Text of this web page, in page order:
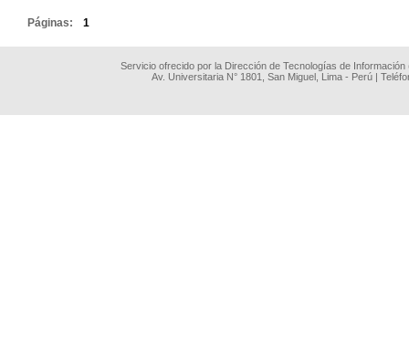
Páginas: 1
Servicio ofrecido por la Dirección de Tecnologías de
Av. Universitaria N° 1801, San Miguel, Lima - Perú |